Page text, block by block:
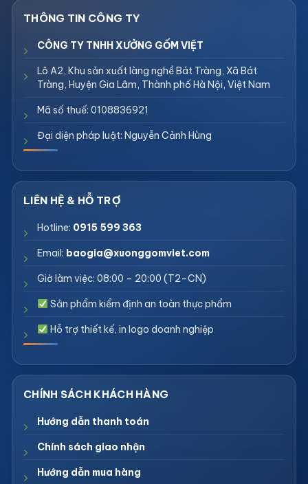
CÔNG TY TNHH XƯỞNG GỐM VIỆT
Lô A2, Khu sản xuất làng nghề Bát Tràng, Xã Bát
Tràng, Huyện Gia Lâm, Thành phố Hà Nội, Việt Nam
Mã số thuế: 0108836921
Đại diện pháp luật: Nguyễn Cảnh Hùng
Hotline: 0915 599 363
Email: baogia@xuonggomviet.com
Giờ làm việc: 08:00 – 20:00 (T2–CN)
Sản phẩm kiểm định an toàn thực phẩm
Hỗ trợ thiết kế, in logo doanh nghiệp
Hướng dẫn thanh toán
Chính sách giao nhận
Hướng dẫn mua hàng